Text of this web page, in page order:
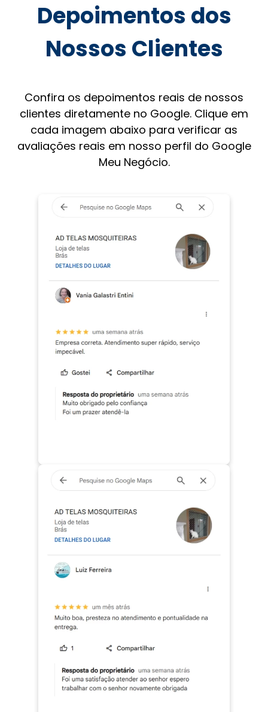
Depoimentos dos
Nossos Clientes
Confira os depoimentos reais de nossos
clientes diretamente no Google. Clique em
cada imagem abaixo para verificar as
avaliações reais em nosso perfil do Google
Meu Negócio.